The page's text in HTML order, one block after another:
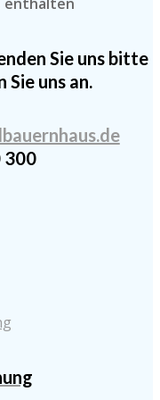
Sie uns bitte
Sie uns an.
300